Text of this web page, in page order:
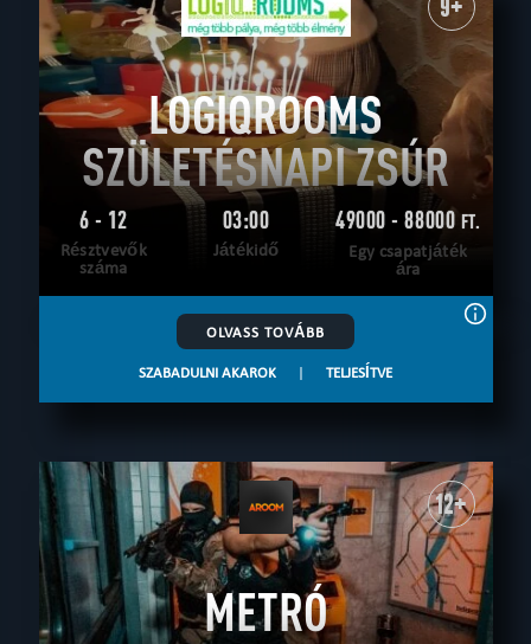
9+
LOGIQROOMS
SZÜLETÉSNAPI ZSÚR
6 - 12
Résztvevők
száma
03:00
Játékidő
49000 - 88000 FT.
Egy csapatjáték
ára
OLVASS TOVÁBB
SZABADULNI AKAROK | TELJESÍTVE
12+
METRÓ